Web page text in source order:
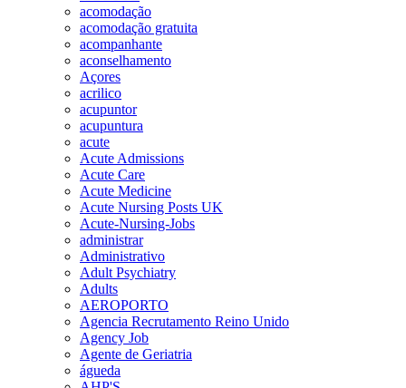
acomodação
acomodação gratuita
acompanhante
aconselhamento
Açores
acrilico
acupuntor
acupuntura
acute
Acute Admissions
Acute Care
Acute Medicine
Acute Nursing Posts UK
Acute-Nursing-Jobs
administrar
Administrativo
Adult Psychiatry
Adults
AEROPORTO
Agencia Recrutamento Reino Unido
Agency Job
Agente de Geriatria
águeda